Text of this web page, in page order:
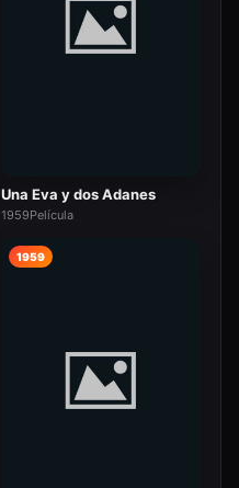
Una Eva y dos Adanes
1959Película
1959